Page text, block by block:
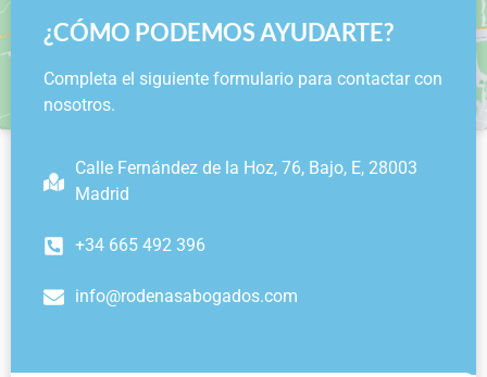
¿CÓMO PODEMOS AYUDARTE?
Completa el siguiente formulario para contactar con
nosotros.
Calle Fernández de la Hoz, 76, Bajo, E, 28003
Madrid
+34 665 492 396
info@rodenasabogados.com